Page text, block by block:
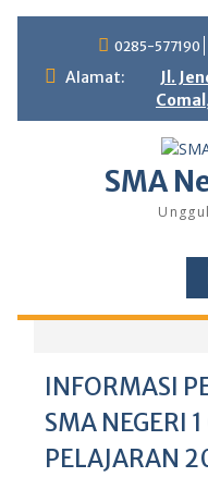
content
0285-577190
Alamat:
Jl.
SMA
INFORMASI
SMA NEGERI
PELAJARAN